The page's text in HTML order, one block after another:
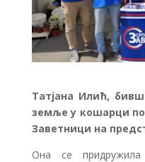
Татјана Илић,
земље у кошарци
Заветници на
Она се придружила